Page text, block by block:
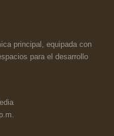
principal, equipada con
para el desarrollo